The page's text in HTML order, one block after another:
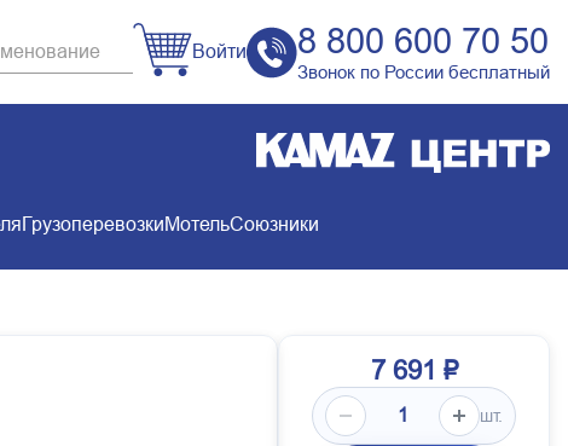
Войти 8 800 600 70 50
Звонок по России бесплатный
ГрузоперевозкиМотельСоюзники
7 691 ₽
шт.